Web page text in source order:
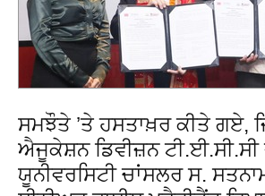
ਸਮਝੌਤੇ ’ਤੇ ਹਸਤਾਖ਼ਰ ਕੀਤੇ ਗਏ,
ਐਜੂਕੇਸ਼ਨ ਡਿਵੀਜ਼ਨ
ਯੂਨੀਵਰਸਿਟੀ ਚਾਂਸਲਰ ਸ.